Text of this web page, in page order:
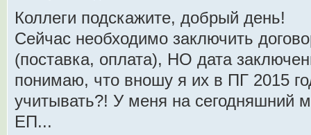
Коллеги подскажите, добрый день!
Сейчас необходимо заключить
(поставка, оплата), НО дата
понимаю, что вношу я их в ПГ 2015
учитывать?! У меня на сегодняшний
ЕП...